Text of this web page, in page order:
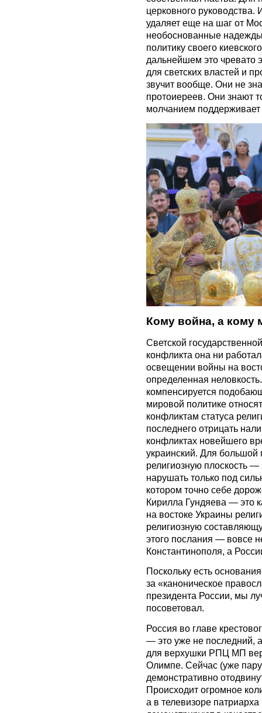
церковного руководства.
удаляет еще на шаг от
необоснованные
политику своего
дальнейшем это чревато
для светских властей и
звучит вообще. Они не
протоиереев. Они знают
молчанием
Кому война, а кому
Светской
конфликта она ни
освещении войны на
определенная
компенсируется
мировой политике
конфликтам статуса
последнего отрицать
конфликтах новейшего
украинский. Для большой
религиозную плоскость
нарушать только под
котором точно себе
Кирилла Гундяева — это
на востоке Украины
религиозную
этого послания — вовсе
Константинополя, а
Поскольку есть
за «каноническое
президента России, мы
посоветовал.
Россия во главе
— это уже не последний,
для верхушки РПЦ МП
Олимпе. Сейчас (уже пару
демонстративно
Происходит огромное
а в телевизоре